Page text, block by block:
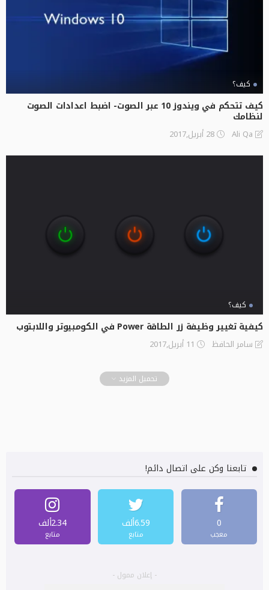
كيف؟
كيف تتحكم في ويندوز 10 عبر الصوت- اضبط اعدادات الصوت
لنظامك
Ali Qa 28 أبريل,2017
كيف؟
كيفية تغيير وظيفة زر الطاقة Power في الكومبيوتر واللابتوب
سامر الحافظ 11 أبريل,2017
تحميل المزيد
تابعنا وكن على اتصال دائم!
0
معجب
6.59ألف
متابع
2.34ألف
متابع
- إعلان ممول -